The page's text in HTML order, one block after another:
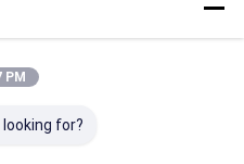
PM
for?